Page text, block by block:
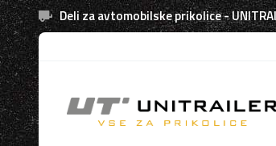
Deli za avtomobilske prikolice -